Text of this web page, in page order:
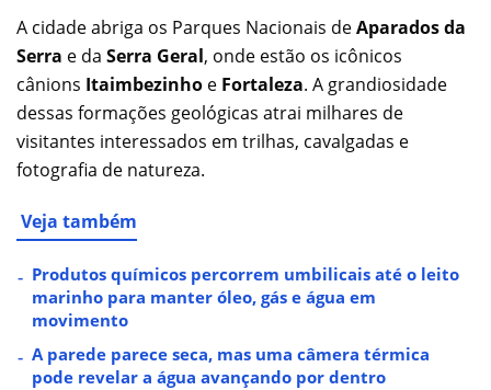
A cidade abriga os Parques Nacionais deAparados da
Serra e da Serra Geral, onde estão os icônicos
cânions Itaimbezinho e Fortaleza. A grandiosidade
dessas formações geológicas atrai milhares de
visitantes interessados em trilhas, cavalgadas e
fotografia de natureza.
Veja também
Produtos químicos percorrem umbilicais até o leito
marinho para manter óleo, gás e água em
movimento
A parede parece seca, mas uma câmera térmica
pode revelar a água avançando por dentro